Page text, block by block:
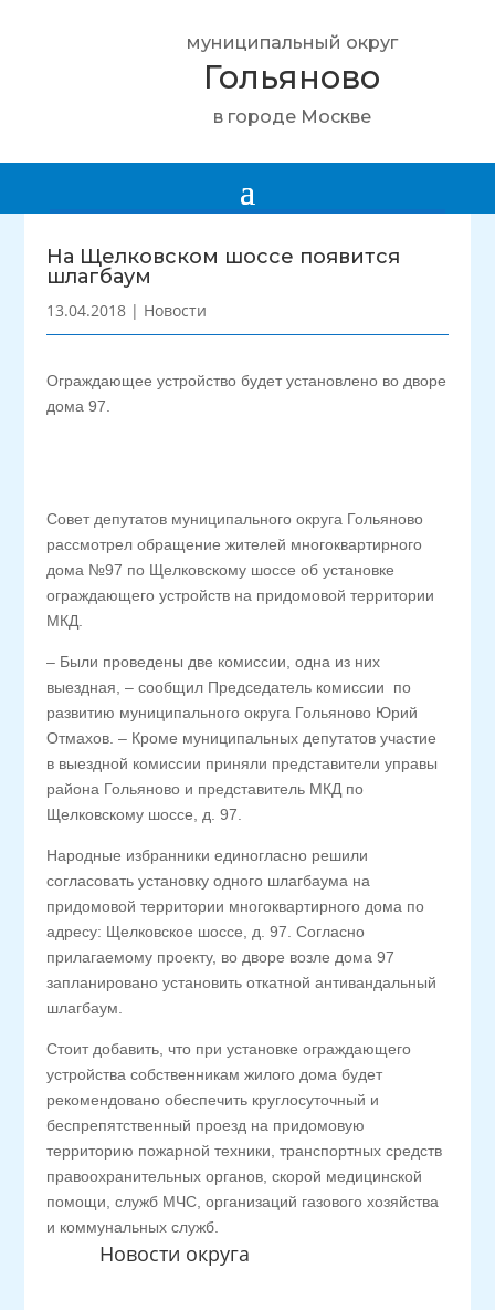
муниципальный округ
Гольяново
в городе Москве
Новости округа
На Щелковском шоссе появится
шлагбаум
13.04.2018 | Новости
Ограждающее устройство будет установлено во дворе
дома 97.
Совет депутатов муниципального округа Гольяново
рассмотрел обращение жителей многоквартирного
дома №97 по Щелковскому шоссе об установке
ограждающего устройств на придомовой территории
МКД.
– Были проведены две комиссии, одна из них
выездная, – сообщил Председатель комиссии по
развитию муниципального округа Гольяново Юрий
Отмахов. – Кроме муниципальных депутатов участие
в выездной комиссии приняли представители управы
района Гольяново и представитель МКД по
Щелковскому шоссе, д. 97.
Народные избранники единогласно решили
согласовать установку одного шлагбаума на
придомовой территории многоквартирного дома по
адресу: Щелковское шоссе, д. 97. Согласно
прилагаемому проекту, во дворе возле дома 97
запланировано установить откатной антивандальный
шлагбаум.
Стоит добавить, что при установке ограждающего
устройства собственникам жилого дома будет
рекомендовано обеспечить круглосуточный и
беспрепятственный проезд на придомовую
территорию пожарной техники, транспортных средств
правоохранительных органов, скорой медицинской
помощи, служб МЧС, организаций газового хозяйства
и коммунальных служб.